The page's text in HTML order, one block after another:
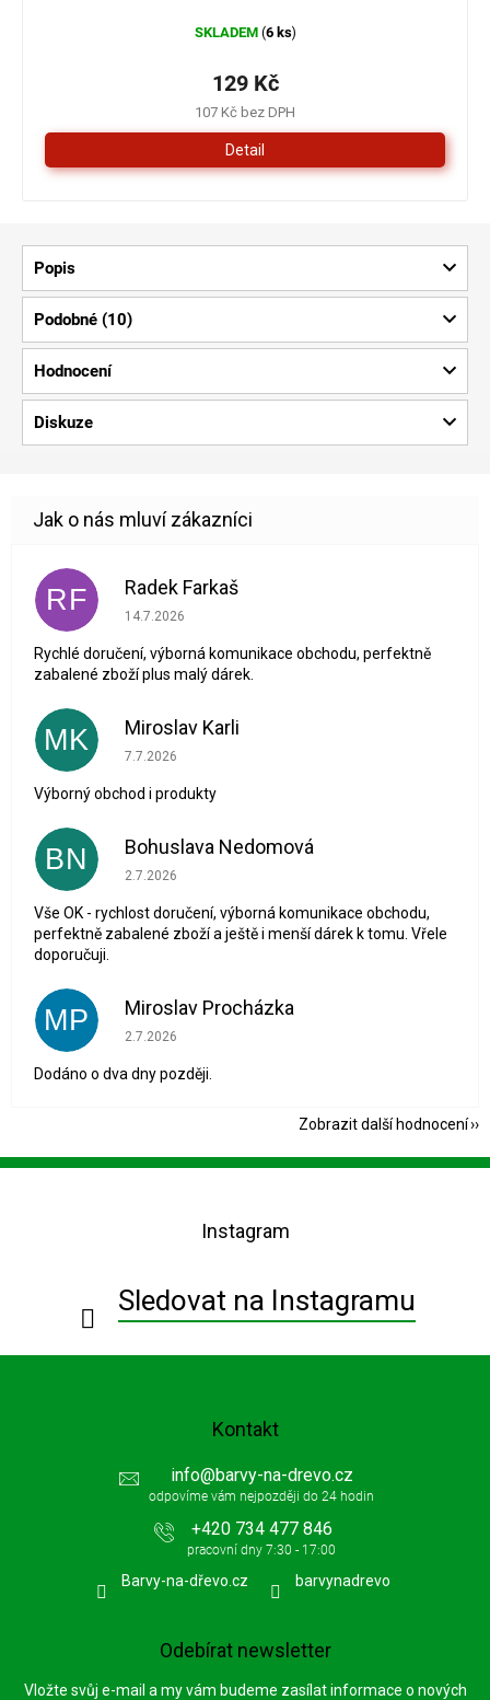
SKLADEM (6 ks)
107 Kč bez DPH
129 Kč
Detail
Popis
Podobné (10)
Hodnocení
Diskuze
RF Radek Farkaš
Hodnocení obchodu je 5 z 5 hvězdiček.
14.7.2026
Rychlé doručení, výborná komunikace obchodu, perfektně
zabalené zboží plus malý dárek.
MK Miroslav Karli
Hodnocení obchodu je 5 z 5 hvězdiček.
7.7.2026
Výborný obchod i produkty
BN Bohuslava Nedomová
Hodnocení obchodu je 5 z 5 hvězdiček.
2.7.2026
Vše OK - rychlost doručení, výborná komunikace obchodu,
perfektně zabalené zboží a ještě i menší dárek k tomu. Vřele
doporučuji.
MP Miroslav Procházka
Hodnocení obchodu je 1 z 5 hvězdiček.
2.7.2026
Dodáno o dva dny později.
Zobrazit další hodnocení
Z
Instagram
Sledovat na Instagramu
Kontakt
info@barvy-na-drevo.cz
+420 734 477 846
Barvy-na-dřevo.cz barvynadrevo
Odebírat newsletter
Vložte svůj e-mail a my vám budeme zasílat informace o nových